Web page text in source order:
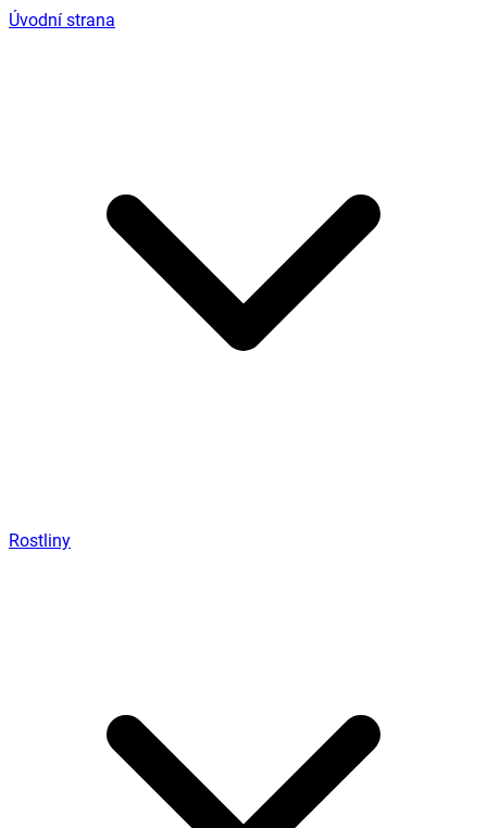
Úvodní strana
Rostliny